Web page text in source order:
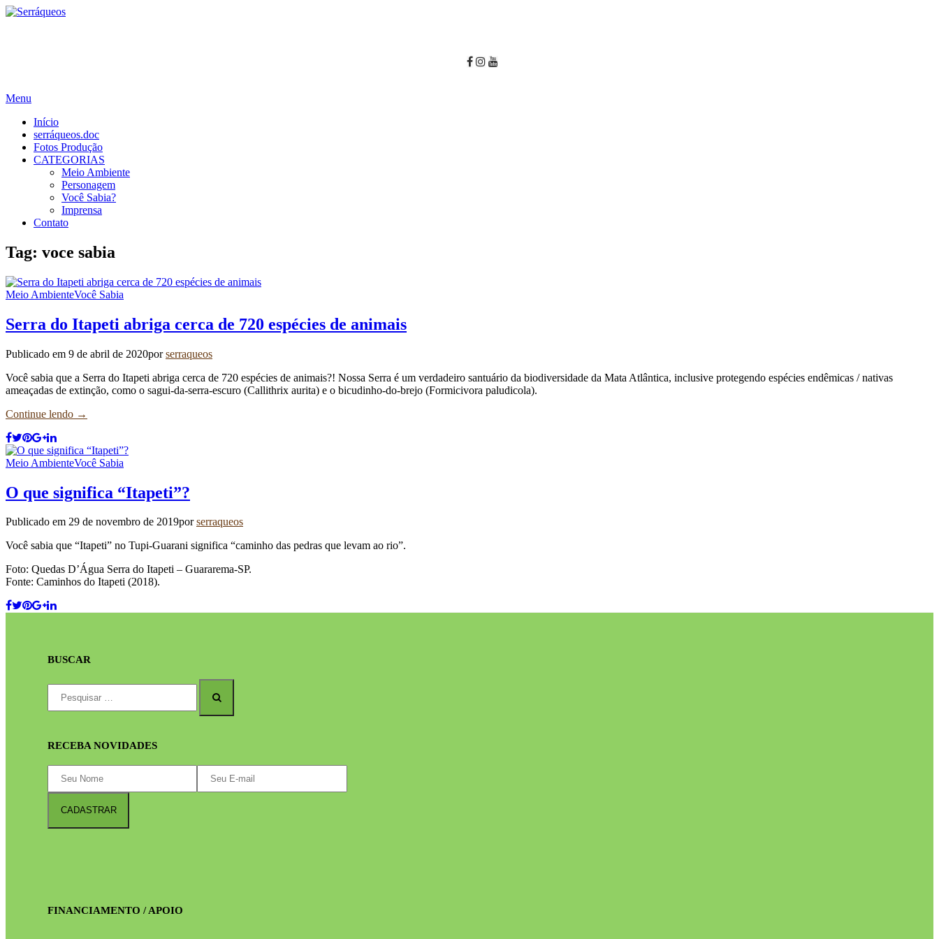
Menu
Início
serráqueos.doc
Fotos Produção
CATEGORIAS
Meio Ambiente
Personagem
Você Sabia?
Imprensa
Contato
Tag: voce sabia
Meio AmbienteVocê Sabia
Serra do Itapeti abriga cerca de 720 espécies de animais
Publicado em 9 de abril de 2020porserraqueos
Você sabia que a Serra do Itapeti abriga cerca de 720 espécies de animais?! Nossa Serra é um verdadeiro santuário da biodiversidade da Mata Atlântica, inclusive protegendo espécies endêmicas / nativas
ameaçadas de extinção, como o sagui-da-serra-escuro (Callithrix aurita) e o bicudinho-do-brejo (Formicivora paludicola).
Continue lendo →
Meio AmbienteVocê Sabia
O que significa “Itapeti”?
Publicado em 29 de novembro de 2019porserraqueos
Você sabia que “Itapeti” no Tupi-Guarani significa “caminho das pedras que levam ao rio”.
Foto: Quedas D’Água Serra do Itapeti – Guararema-SP.
Fonte: Caminhos do Itapeti (2018).
BUSCAR
RECEBA NOVIDADES
FINANCIAMENTO / APOIO